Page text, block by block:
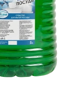
Стекла и зеркала
Автохимия